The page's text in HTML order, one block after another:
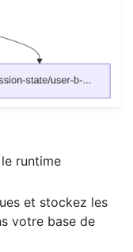
runtime
et stockez les
votre base de